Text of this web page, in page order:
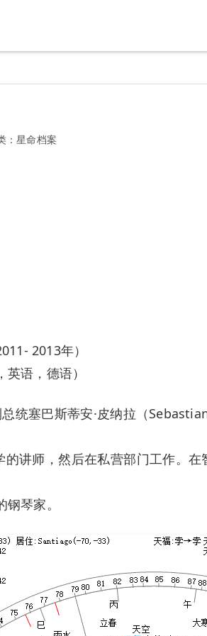
：星命档案
2013年）
语，德语）
统塞巴斯蒂安·皮纳拉（
讲师，然后在私营部门工作。
琴家。